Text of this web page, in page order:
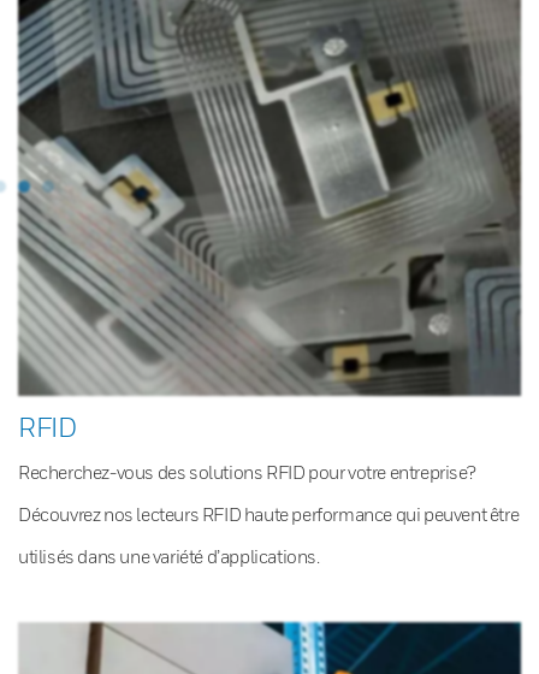
RFID
Recherchez-vous des solutions RFID pour votre entreprise?
Découvrez nos lecteurs RFID haute performance qui peuvent être
utilisés dans une variété d’applications.